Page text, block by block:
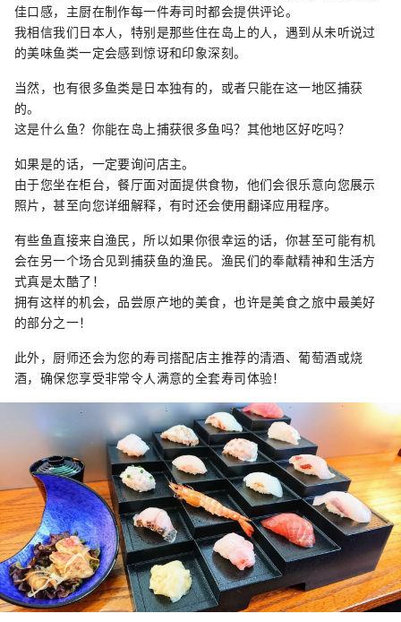
佳口感，主厨在制作每一件寿司时都会提供评论。
我相信我们日本人，特别是那些住在岛上的人，遇到从未听说过
的美味鱼类一定会感到惊讶和印象深刻。
当然，也有很多鱼类是日本独有的，或者只能在这一地区捕获
的。
这是什么鱼？你能在岛上捕获很多鱼吗？其他地区好吃吗？
如果是的话，一定要询问店主。
由于您坐在柜台，餐厅面对面提供食物，他们会很乐意向您展示
照片，甚至向您详细解释，有时还会使用翻译应用程序。
有些鱼直接来自渔民，所以如果你很幸运的话，你甚至可能有机
会在另一个场合见到捕获鱼的渔民。渔民们的奉献精神和生活方
式真是太酷了！
拥有这样的机会，品尝原产地的美食，也许是美食之旅中最美好
的部分之一！
此外，厨师还会为您的寿司搭配店主推荐的清酒、葡萄酒或烧
酒，确保您享受非常令人满意的全套寿司体验！